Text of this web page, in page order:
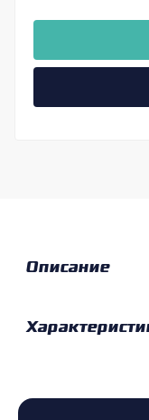
Описание